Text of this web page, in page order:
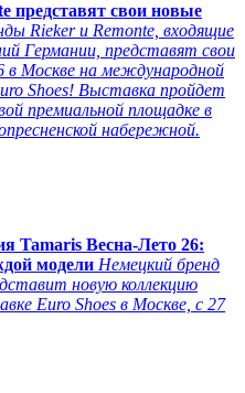
представят свои новые
Rieker и Remonte, входящие
Германии, представят свои
в Москве на международной
Shoes! Выставка пройдет
премиальной площадке в
набережной.
Tamaris Весна-Лето 26:
модели Немецкий бренд
новую коллекцию
Euro Shoes в Москве, с 27